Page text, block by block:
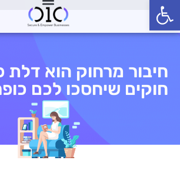
פתח סרגל נגישות
חוקים שיחסכו לכם